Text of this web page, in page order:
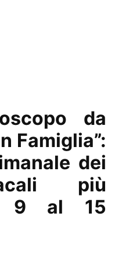
da
Famiglia”:
dei
più
9 al 15